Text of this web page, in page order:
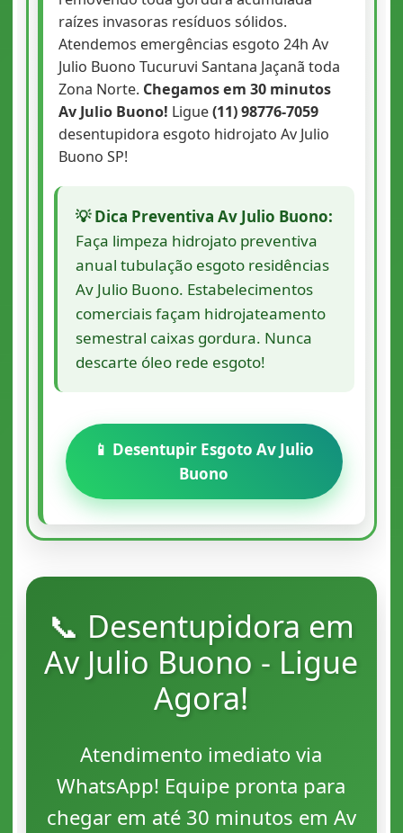
raízes invasoras resíduos sólidos.
Atendemos emergências esgoto 24h Av
Julio Buono Tucuruvi Santana Jaçanã toda
Zona Norte. Chegamos em 30 minutos
Av Julio Buono! Ligue(11) 98776-7059
desentupidora esgoto hidrojato Av Julio
Buono SP!
💡 Dica Preventiva Av Julio Buono:
Faça limpeza hidrojato preventiva
anual tubulação esgoto residências
Av Julio Buono. Estabelecimentos
comerciais façam hidrojateamento
semestral caixas gordura. Nunca
descarte óleo rede esgoto!
📱 Desentupir Esgoto Av Julio
Buono
📞 Desentupidora em
Av Julio Buono - Ligue
Agora!
Atendimento imediato via
WhatsApp! Equipe pronta para
chegar em até 30 minutos em Av